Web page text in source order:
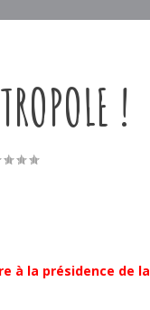
!
à la présidence de la